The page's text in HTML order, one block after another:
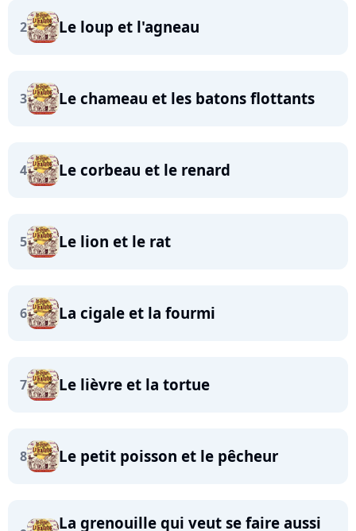
2 Le loup et l'agneau
3 Le chameau et les batons flottants
4 Le corbeau et le renard
5 Le lion et le rat
6 La cigale et la fourmi
7 Le lièvre et la tortue
8 Le petit poisson et le pêcheur
La grenouille qui veut se faire aussi